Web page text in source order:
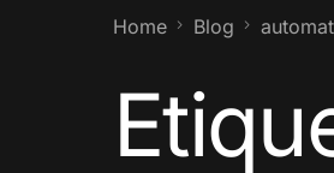
Home Blog